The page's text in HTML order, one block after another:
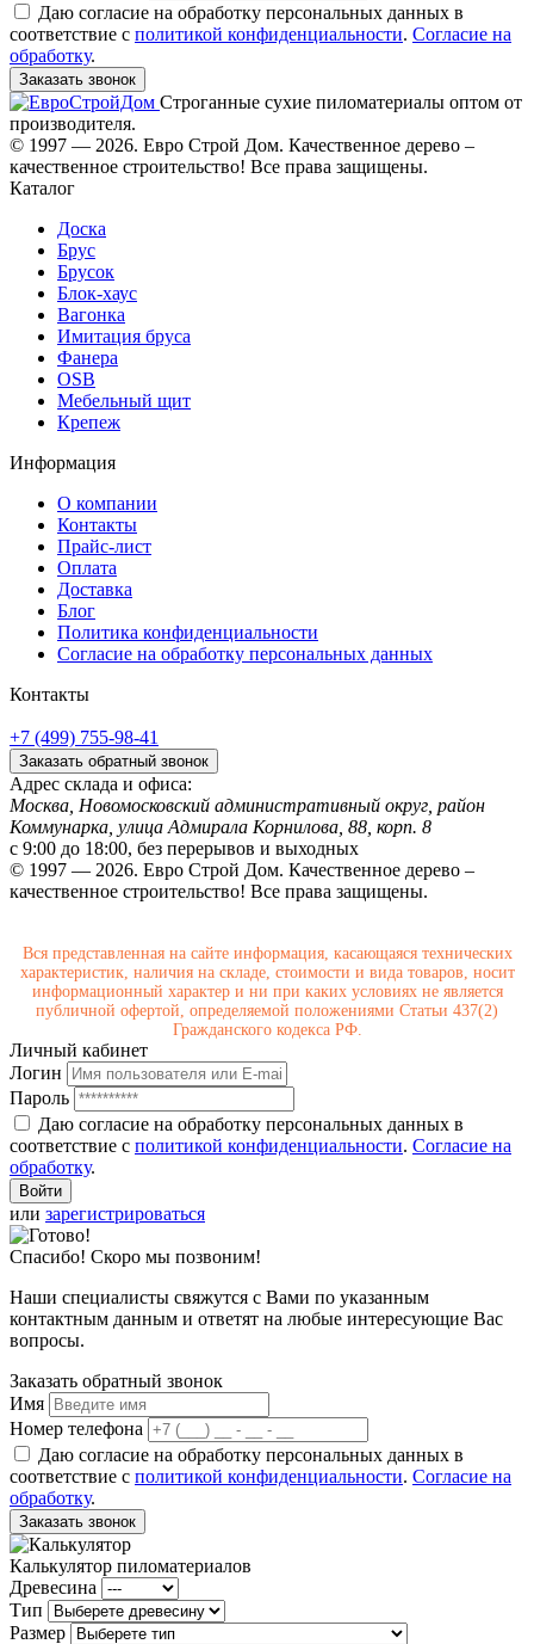
Даю согласие на обработку персональных данных в
соответствие с политикой конфиденциальности. Согласие на
обработку.
Заказать звонок
Строганные сухие пиломатериалы оптом от
производителя.
© 1997 — 2026. Евро Строй Дом. Качественное дерево –
качественное строительство! Все права защищены.
Каталог
Доска
Брус
Брусок
Блок-хаус
Вагонка
Имитация бруса
Фанера
OSB
Мебельный щит
Крепеж
Информация
О компании
Контакты
Прайс-лист
Оплата
Доставка
Блог
Политика конфиденциальности
Согласие на обработку персональных данных
Контакты
+7 (499) 755-98-41
Заказать обратный звонок
Адрес склада и офиса:
Москва, Новомосковский административный округ, район
Коммунарка, улица Адмирала Корнилова, 88, корп. 8
с 9:00 до 18:00, без перерывов и выходных
© 1997 — 2026. Евро Строй Дом. Качественное дерево –
качественное строительство! Все права защищены.
Вся представленная на сайте информация, касающаяся технических
характеристик, наличия на складе, стоимости и вида товаров, носит
информационный характер и ни при каких условиях не является
публичной офертой, определяемой положениями Статьи 437(2)
Гражданского кодекса РФ.
Личный кабинет
Логин
Пароль
Даю согласие на обработку персональных данных в
соответствие с политикой конфиденциальности. Согласие на
обработку.
или зарегистрироваться
Спасибо! Скоро мы позвоним!
Наши специалисты свяжутся с Вами по указанным
контактным данным и ответят на любые интересующие Вас
вопросы.
Заказать обратный звонок
Имя
Номер телефона
Даю согласие на обработку персональных данных в
соответствие с политикой конфиденциальности. Согласие на
обработку.
Заказать звонок
Калькулятор пиломатериалов
Древесина
Тип
Размер